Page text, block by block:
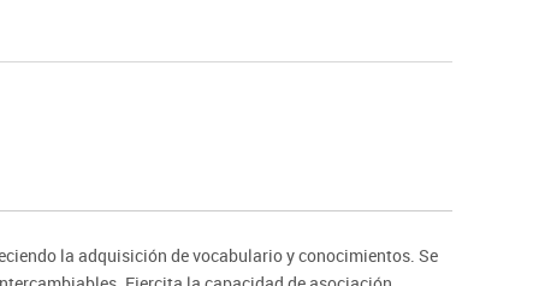
la adquisición de vocabulario y conocimientos. Se